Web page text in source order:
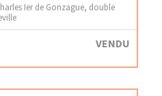
Ier de Gonzague, double
VENDU